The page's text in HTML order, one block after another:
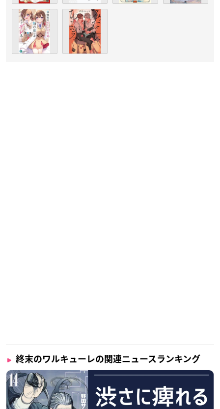
終末のワルキューレの関連ニュースランキング